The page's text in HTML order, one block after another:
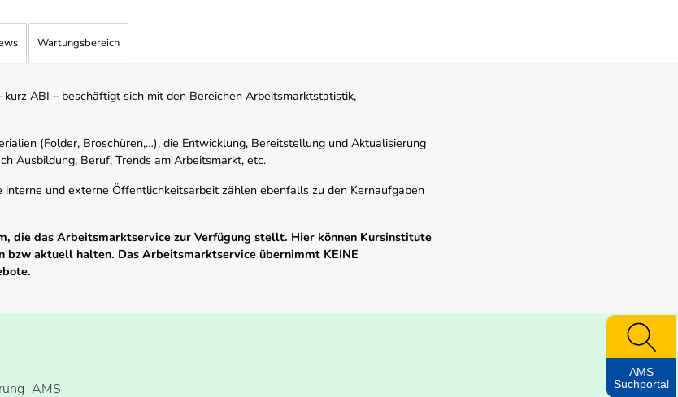
Wartungsbereich
ABI – beschäftigt sich mit den Bereichen Arbeitsmarktstatistik,
(Folder, Broschüren,…), die Entwicklung, Bereitstellung und Aktualisierung
Ausbildung, Beruf, Trends am Arbeitsmarkt, etc.
und externe Öffentlichkeitsarbeit zählen ebenfalls zu den Kernaufgaben
die das Arbeitsmarktservice zur Verfügung stellt. Hier können Kursinstitute
aktuell halten. Das Arbeitsmarktservice übernimmt KEINE
AMS
AMS
Suchportal